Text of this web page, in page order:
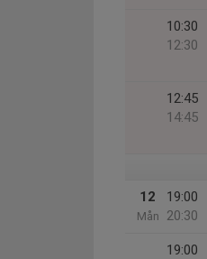
10:30
12:30
12:45
14:45
12
Mån
19:00
20:30
19:00